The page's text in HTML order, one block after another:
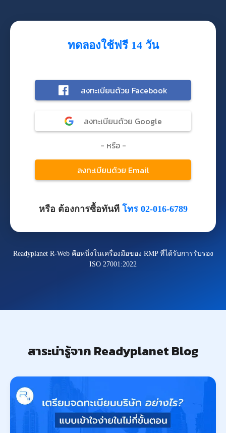
ทดลองใช้ฟรี 14 วัน
หรือ ต้องการซื้อทันที โทร 02-016-6789
Readyplanet R-Web คือหนึ่งในเครื่องมือของ RMP ที่ได้รับการรับรอง
ISO 27001:2022
สาระน่ารู้จาก Readyplanet Blog